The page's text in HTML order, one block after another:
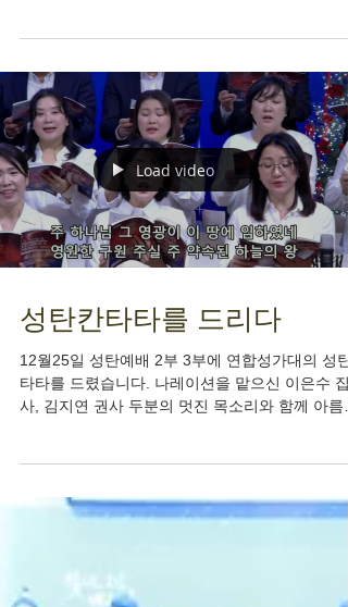
로 맞이하는 송구영신 예배를 드렸습니다. 31일 밤
11시30분에 찬양팀의 찬양으로 시작하여, 기도카
작성 시간을 가졌으며 0시 카운트다운과 함께 영
스러운 찬양으로 예배를 드렸습니다. 찬양대의 웅
한 찬양과, 목사님의 설교 말씀. 그리고 시무장로
개와 교역자 소개가 이어졌으며 담임목사님 부부
인사를 드리며 성도들과의 인사 시간이 있었습니
26년 한 해도 모든 가정에 하나님의 은혜가 충만하
시길 기도합니다.
타타를 드렸습니다. 나레이션을 맡으신 이은수 집
사, 김지연 권사 두분의 멋진 목소리와 함께 아름
약 28분간 웅장한 반주와 함께 드린 모든 대원과
주팀들에게 주님의 위로하심과 사랑이 넘치시기를